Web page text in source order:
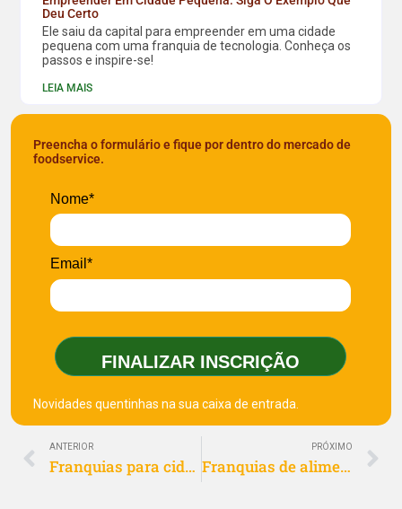
Deu Certo
Ele saiu da capital para empreender em uma cidade
pequena com uma franquia de tecnologia. Conheça os
passos e inspire-se!
LEIA MAIS
Preencha o formulário e fique por dentro do mercado de
foodservice.
Nome*
Email*
FINALIZAR INSCRIÇÃO
Novidades quentinhas na sua caixa de entrada.
ANTERIOR
Franquias para cidades pequenas até 30 mil habitantes
PRÓXIMO
Franquias de alimentação para cidades pequenas